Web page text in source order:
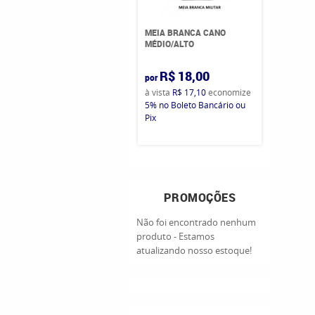
MEIA BRANCA CANO
MÉDIO/ALTO
por R$ 18,00
à vista R$ 17,10economize
5% no Boleto Bancário ou
Pix
PROMOÇÕES
Não foi encontrado nenhum
produto - Estamos
atualizando nosso estoque!